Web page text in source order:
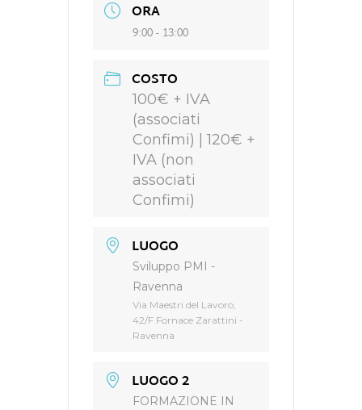
ORA
9:00 - 13:00
COSTO
100€ + IVA
(associati
Confimi) | 120€ +
IVA (non
associati
Confimi)
LUOGO
Sviluppo PMI -
Ravenna
Via Maestri del Lavoro,
42/F Fornace Zarattini -
Ravenna
LUOGO 2
FORMAZIONE IN